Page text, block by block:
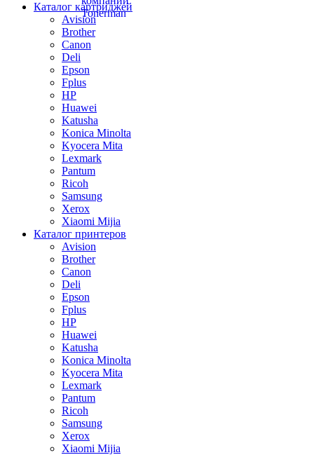
Каталог картриджей
Avision
Brother
Canon
Deli
Epson
Fplus
HP
Huawei
Katusha
Konica Minolta
Kyocera Mita
Lexmark
Pantum
Ricoh
Samsung
Xerox
Xiaomi Mijia
Каталог принтеров
Avision
Brother
Canon
Deli
Epson
Fplus
HP
Huawei
Katusha
Konica Minolta
Kyocera Mita
Lexmark
Pantum
Ricoh
Samsung
Xerox
Xiaomi Mijia